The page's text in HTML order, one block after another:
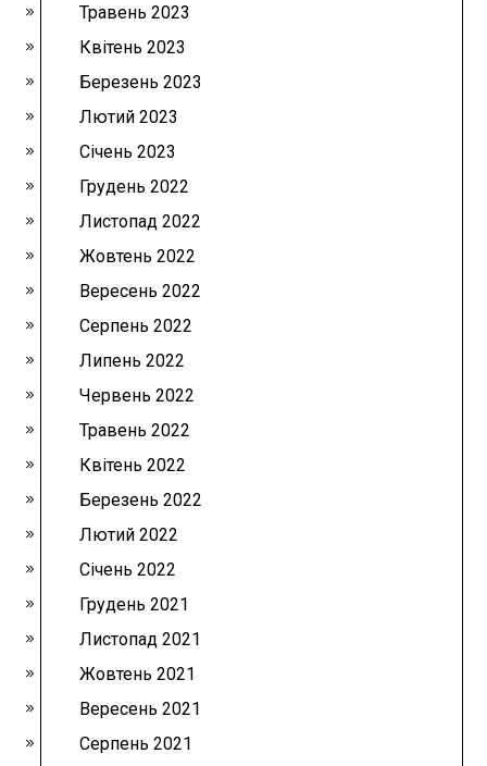
Травень 2023
Квітень 2023
Березень 2023
Лютий 2023
Січень 2023
Грудень 2022
Листопад 2022
Жовтень 2022
Вересень 2022
Серпень 2022
Липень 2022
Червень 2022
Травень 2022
Квітень 2022
Березень 2022
Лютий 2022
Січень 2022
Грудень 2021
Листопад 2021
Жовтень 2021
Вересень 2021
Серпень 2021